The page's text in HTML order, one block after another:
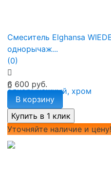
Смеситель Elghansa
однорычаж...
(0)
6 600 руб.
В корзину
Уточняйте наличие и цену!